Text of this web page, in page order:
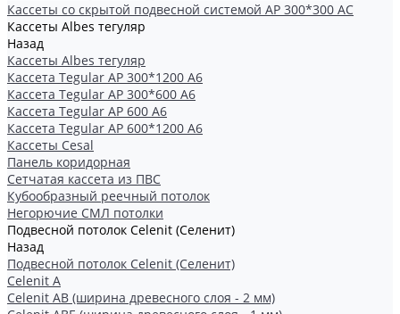
Кассеты со скрытой подвесной системой АР 300*300 АС
Кассеты Albes тегуляр
Назад
Кассеты Albes тегуляр
Кассета Tegular AP 300*1200 А6
Кассета Tegular AP 300*600 А6
Кассета Tegular AP 600 A6
Кассета Tegular AP 600*1200 А6
Кассеты Cesal
Панель коридорная
Сетчатая кассета из ПВС
Кубообразный реечный потолок
Негорючие СМЛ потолки
Подвесной потолок Celenit (Селенит)
Назад
Подвесной потолок Celenit (Селенит)
Celenit A
Celenit AB (ширина древесного слоя - 2 мм)